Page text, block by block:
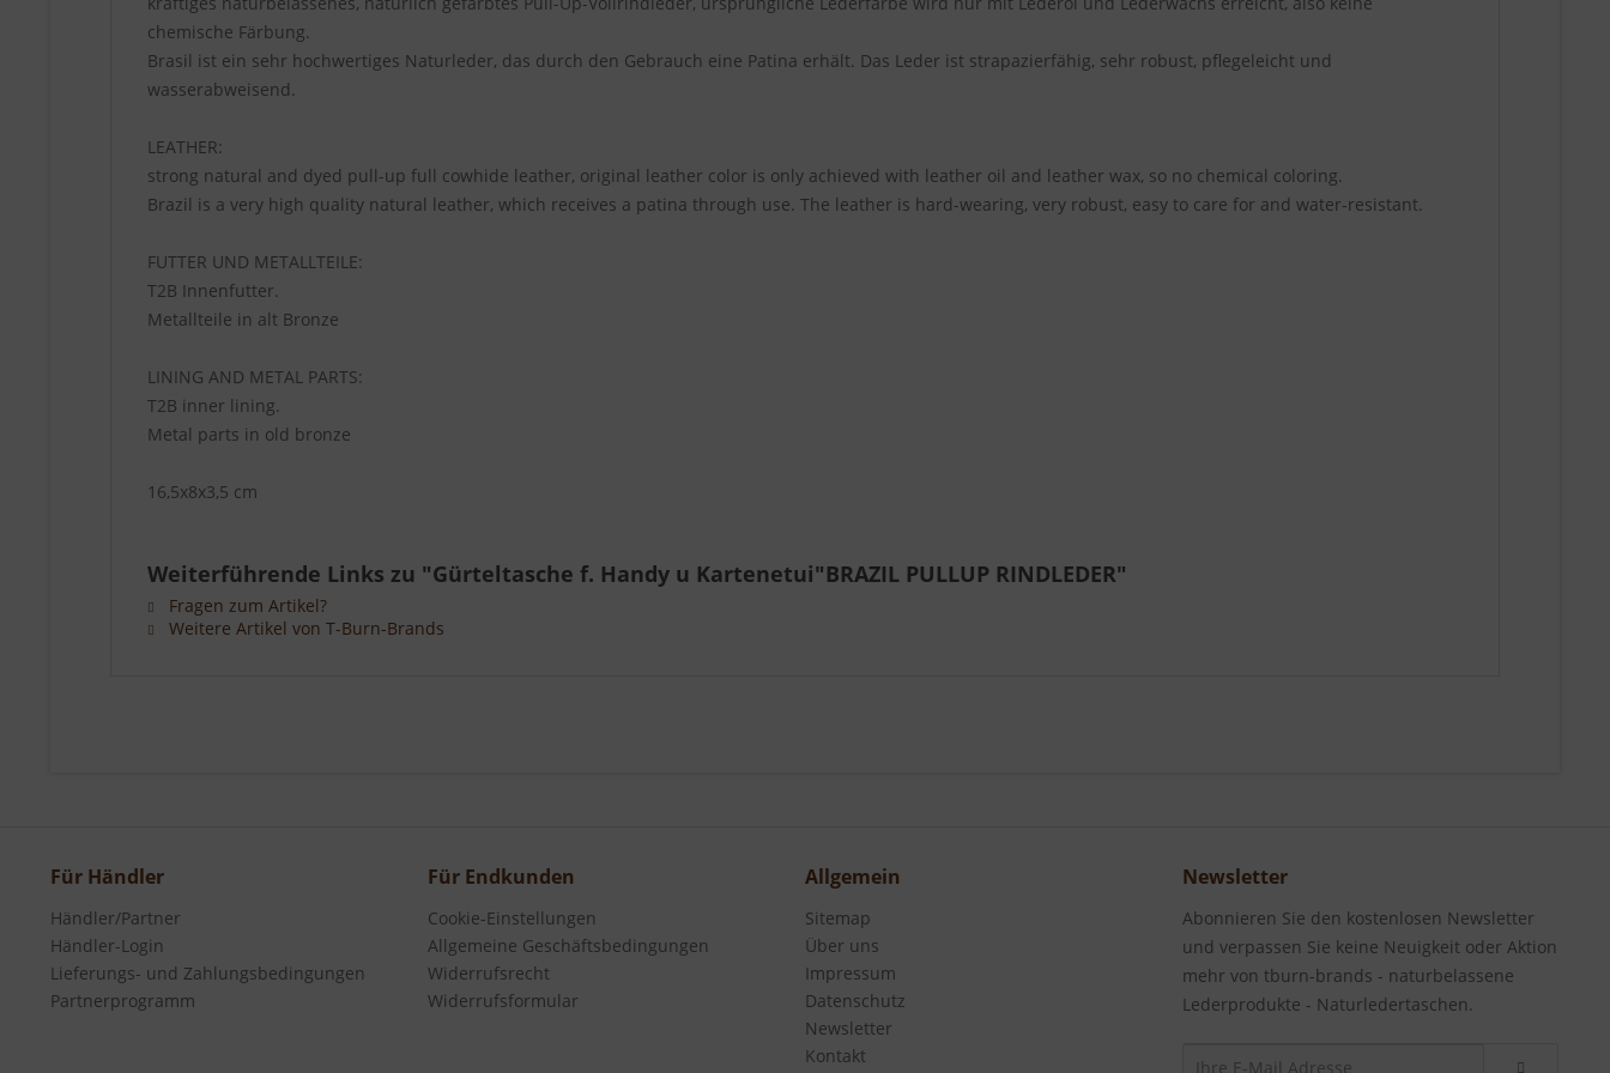
chemische Färbung.
Brasil ist ein sehr hochwertiges Naturleder, das durch den Gebrauch eine Patina erhält. Das Leder ist strapazierfähig, sehr robust, pflegeleicht und
wasserabweisend.
LEATHER:
strong natural and dyed pull-up full cowhide leather, original leather color is only achieved with leather oil and leather wax, so no chemical coloring.
Brazil is a very high quality natural leather, which receives a patina through use. The leather is hard-wearing, very robust, easy to care for and water-resistant.
FUTTER UND METALLTEILE:
T2B Innenfutter.
Metallteile in alt Bronze
LINING AND METAL PARTS:
T2B inner lining.
Metal parts in old bronze
16,5x8x3,5 cm
Weiterführende Links zu "Gürteltasche f. Handy u Kartenetui"BRAZIL PULLUP RINDLEDER"
Fragen zum Artikel?
Weitere Artikel von T-Burn-Brands
Für Händler
Händler/Partner
Händler-Login
Lieferungs- und Zahlungsbedingungen
Partnerprogramm
Für Endkunden
Cookie-Einstellungen
Allgemeine Geschäftsbedingungen
Widerrufsrecht
Widerrufsformular
Allgemein
Sitemap
Über uns
Impressum
Datenschutz
Newsletter
Kontakt
Newsletter
Abonnieren Sie den kostenlosen Newsletter
und verpassen Sie keine Neuigkeit oder Aktion
mehr von tburn-brands - naturbelassene
Lederprodukte - Naturledertaschen.